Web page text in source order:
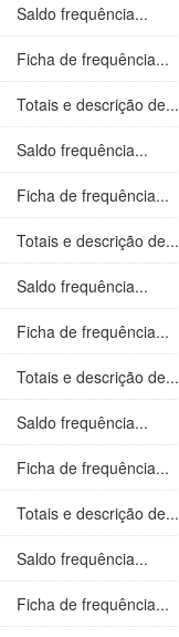
Saldo frequência...
Ficha de frequência...
Totais e descrição de...
Saldo frequência...
Ficha de frequência...
Totais e descrição de...
Saldo frequência...
Ficha de frequência...
Totais e descrição de...
Saldo frequência...
Ficha de frequência...
Totais e descrição de...
Saldo frequência...
Ficha de frequência...